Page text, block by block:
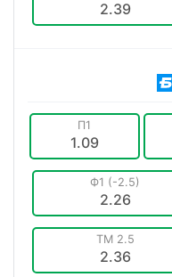
2.39
П1
1.09
Ф1 (-2.5)
2.26
ТМ 2.5
2.36